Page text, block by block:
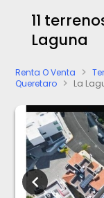
11
Laguna
Renta O Venta chevron_right
Queretaro chevron_right La
chevron_left